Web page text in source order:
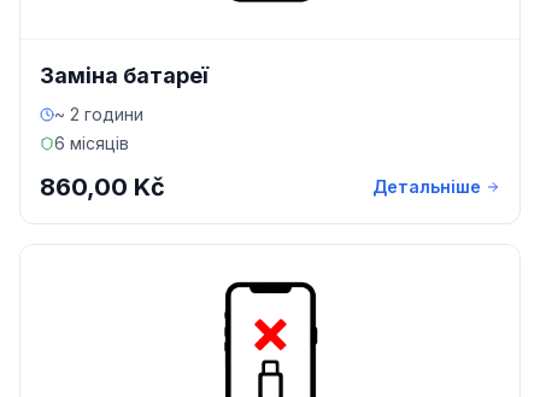
Заміна батареї
~ 2 години
6 місяців
860,00 Kč Детальніше